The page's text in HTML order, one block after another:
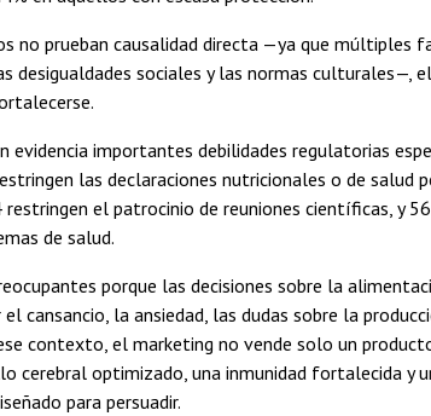
no prueban causalidad directa —ya que múltiples
desigualdades sociales y las normas culturales—,
evidencia importantes debilidades regulatorias
las declaraciones nutricionales o de
el patrocinio de reuniones científicas, y
de salud.
porque las decisiones sobre la
cansancio, la ansiedad, las dudas sobre la
contexto, el marketing no vende solo un
cerebral optimizado, una inmunidad fortalecida
para persuadir.